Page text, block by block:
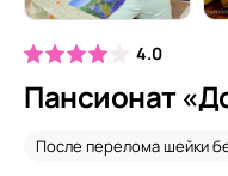
4.0
Пансионат
После перелома шейки